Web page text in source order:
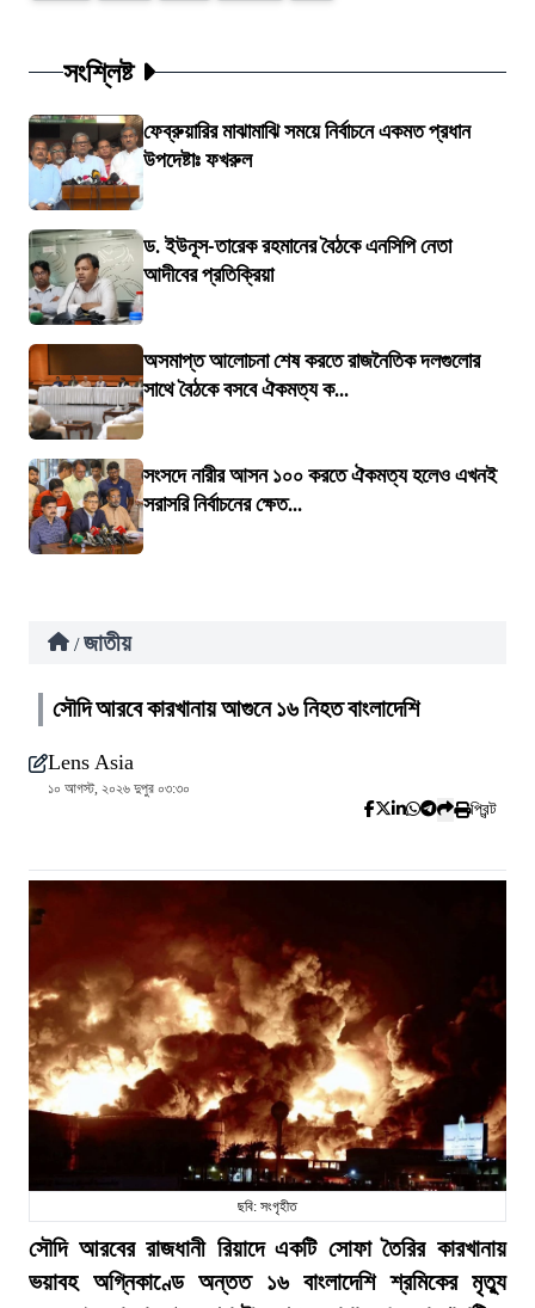
সংশ্লিষ্ট
ফেব্রুয়ারির মাঝামাঝি সময়ে নির্বাচনে একমত প্রধান
উপদেষ্টাঃ ফখরুল
ড. ইউনূস-তারেক রহমানের বৈঠকে এনসিপি নেতা
আদীবের প্রতিক্রিয়া
অসমাপ্ত আলোচনা শেষ করতে রাজনৈতিক দলগুলোর
সাথে বৈঠকে বসবে ঐকমত্য ক...
সংসদে নারীর আসন ১০০ করতে ঐকমত্য হলেও এখনই
সরাসরি নির্বাচনের ক্ষেত...
/ জাতীয়
সৌদি আরবে কারখানায় আগুনে ১৬ নিহত বাংলাদেশি
Lens Asia
১০ আগস্ট, ২০২৬ দুপুর ০৩:৩০
প্রিন্ট
ছবি: সংগৃহীত
সৌদি আরবের রাজধানী রিয়াদে একটি সোফা তৈরির কারখানায়
ভয়াবহ অগ্নিকাণ্ডে অন্তত ১৬ বাংলাদেশি শ্রমিকের মৃত্যু